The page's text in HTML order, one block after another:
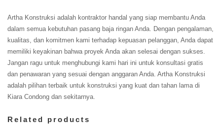
Artha Konstruksi adalah kontraktor handal yang siap membantu Anda
dalam semua kebutuhan pasang baja ringan Anda. Dengan pengalaman,
kualitas, dan komitmen kami terhadap kepuasan pelanggan, Anda dapat
memiliki keyakinan bahwa proyek Anda akan selesai dengan sukses.
Jangan ragu untuk menghubungi kami hari ini untuk konsultasi gratis
dan penawaran yang sesuai dengan anggaran Anda. Artha Konstruksi
adalah pilihan terbaik untuk konstruksi yang kuat dan tahan lama di
Kiara Condong dan sekitarnya.
Related products